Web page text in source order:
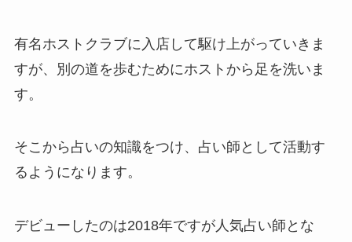
有名ホストクラブに入店して駆け上がっていきま
すが、別の道を歩むためにホストから足を洗いま
す。
そこから占いの知識をつけ、占い師として活動す
るようになります。
デビューしたのは2018年ですが人気占い師とな